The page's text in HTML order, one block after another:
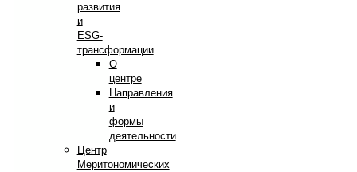
развития
и
ESG-
трансформации
О
центре
Направления
и
формы
деятельности
Центр
Меритономических